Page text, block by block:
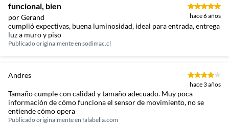
funcional, bien
por Gerand hace 6 años
cumplió expectivas, buena luminosidad, ideal para entrada, entrega
luz a muro y piso
Publicado originalmente en sodimac.cl
Andres
hace 3 años
Tamaño cumple con calidad y tamaño adecuado. Muy poca
información de cómo funciona el sensor de movimiento, no se
entiende cómo opera
Publicado originalmente en falabella.com